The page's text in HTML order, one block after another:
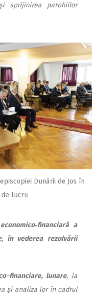
sprijinirea parohiilor
Dunării de Jos în
lucru
a
în vederea rezolvării
–financiare, lunare, la
şi analiza lor în cadrul